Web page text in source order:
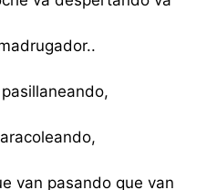
van pasando que van